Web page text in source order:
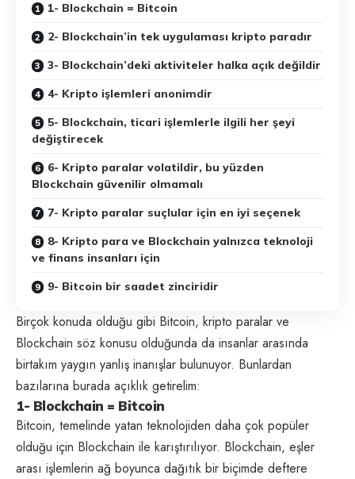
1- Blockchain = Bitcoin
2- Blockchain’in tek uygulaması kripto paradır
3- Blockchain’deki aktiviteler halka açık değildir
4- Kripto işlemleri anonimdir
5- Blockchain, ticari işlemlerle ilgili her şeyi
değiştirecek
6- Kripto paralar volatildir, bu yüzden
Blockchain güvenilir olmamalı
7- Kripto paralar suçlular için en iyi seçenek
8- Kripto para ve Blockchain yalnızca teknoloji
ve finans insanları için
9- Bitcoin bir saadet zinciridir
Birçok konuda olduğu gibi Bitcoin, kripto paralar ve
Blockchain söz konusu olduğunda da insanlar arasında
birtakım yaygın yanlış inanışlar bulunuyor. Bunlardan
bazılarına burada açıklık getirelim:
1- Blockchain = Bitcoin
Bitcoin, temelinde yatan teknolojiden daha çok popüler
olduğu için Blockchain ile karıştırılıyor. Blockchain, eşler
arası işlemlerin ağ boyunca dağıtık bir biçimde deftere